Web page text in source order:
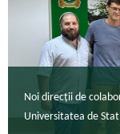
Noi direcții de
Universitatea de